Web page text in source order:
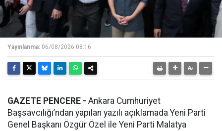
Yayınlanma: 06/08/2026 08:16
GAZETE PENCERE - Ankara Cumhuriyet
Başsavcılığı’ndan yapılan yazılı açıklamada Yeni Parti
Genel Başkanı Özgür Özel ile Yeni Parti Malatya